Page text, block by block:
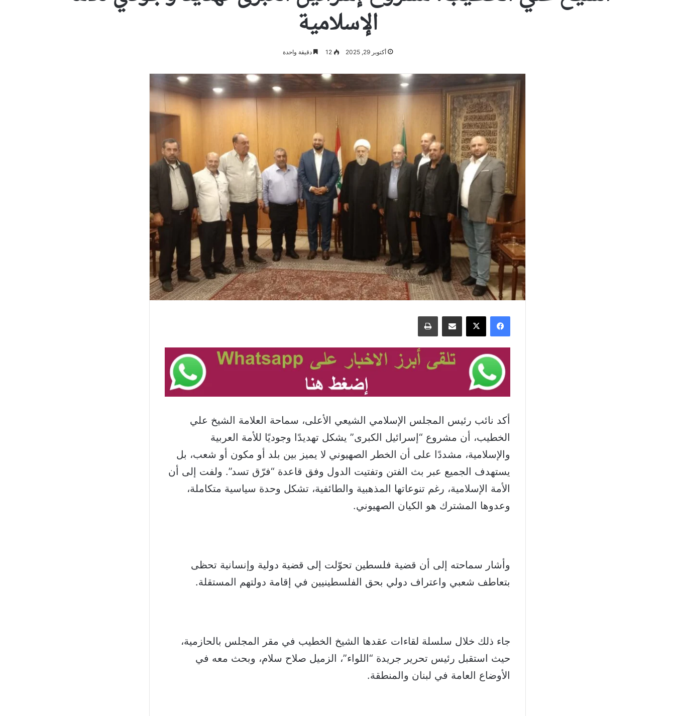
الإسلامية
أكتوبر 29, 2025 12 دقيقة واحدة
فيسبوك ‫X مشاركة عبر البريد طباعة
أكد نائب رئيس المجلس الإسلامي الشيعي الأعلى، سماحة العلامة الشيخ علي
الخطيب، أن مشروع “إسرائيل الكبرى” يشكل تهديدًا وجوديًا للأمة العربية
والإسلامية، مشددًا على أن الخطر الصهيوني لا يميز بين بلد أو مكون أو شعب، بل
يستهدف الجميع عبر بث الفتن وتفتيت الدول وفق قاعدة “فرّق تسد”. ولفت إلى أن
الأمة الإسلامية، رغم تنوعاتها المذهبية والطائفية، تشكل وحدة سياسية متكاملة،
وعدوها المشترك هو الكيان الصهيوني.
وأشار سماحته إلى أن قضية فلسطين تحوّلت إلى قضية دولية وإنسانية تحظى
بتعاطف شعبي واعتراف دولي بحق الفلسطينيين في إقامة دولتهم المستقلة.
جاء ذلك خلال سلسلة لقاءات عقدها الشيخ الخطيب في مقر المجلس بالحازمية،
حيث استقبل رئيس تحرير جريدة “اللواء”، الزميل صلاح سلام، وبحث معه في
الأوضاع العامة في لبنان والمنطقة.